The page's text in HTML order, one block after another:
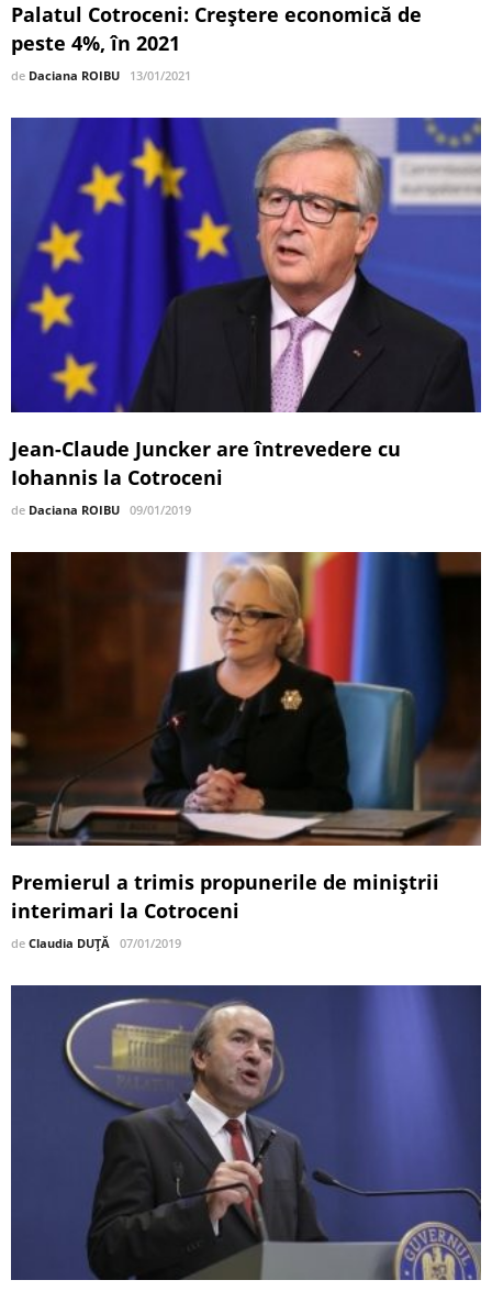
Palatul Cotroceni: Creştere economică de
peste 4%, în 2021
de Daciana ROIBU 13/01/2021
Jean-Claude Juncker are întrevedere cu
Iohannis la Cotroceni
de Daciana ROIBU 09/01/2019
Premierul a trimis propunerile de miniștrii
interimari la Cotroceni
de Claudia DUȚĂ 07/01/2019